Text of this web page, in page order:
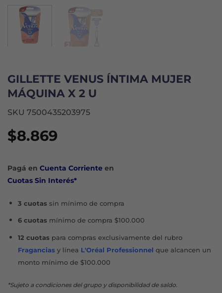
GILLETTE VENUS ÍNTIMA MUJER
MÁQUINA X 2 U
SKU 7500435203975
$8.869
Pagá en Cuenta Corriente en
Cuotas Sin Interés*
3 cuotassin mínimo de compra
6 cuotasmínimo de compra $100.000
12 cuotaspara compras exclusivamente del rubro
Fraganciasy línea L'Oréal Professionnel que alcancen un
monto mínimo de $100.000
*Sujeto a condiciones del grupo y disponibilidad de saldo.